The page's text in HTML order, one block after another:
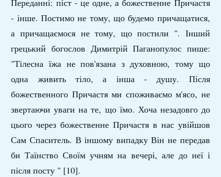
Переданні: піст - це одне, а божественне Причастя
- інше. Постимо не тому, що будемо причащатися,
а причащаємося не тому, що постили ". Інший
грецький богослов Димитрій Паганопулос пише:
"Тілесна їжа не пов'язана з духовною, тому що
одна живить тіло, а інша - душу. Після
божественного Причастя ми споживаємо м'ясо, не
звертаючи уваги на те, що їмо. Хоча незадовго до
цього через божественне Причастя в нас увійшов
Сам Спаситель. В іншому випадку Він не передав
би Таїнство Своїм учням на вечері, але до неї і
після посту " [10].